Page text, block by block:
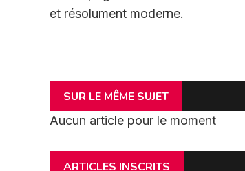
et résolument moderne.
SUR LE MÊME SUJET
Aucun article pour le moment
ARTICLES INSCRITS